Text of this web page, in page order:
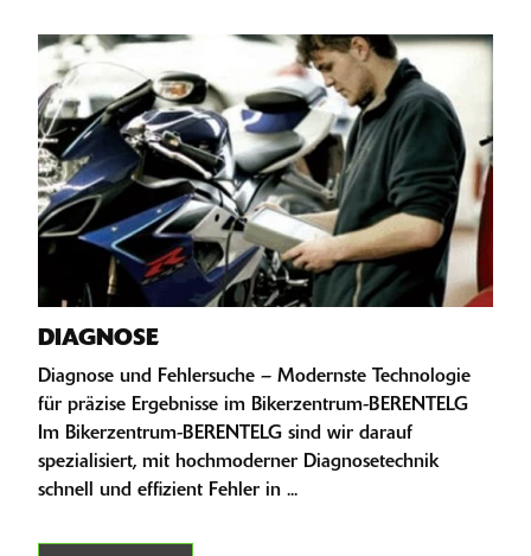
DIAGNOSE
Diagnose und Fehlersuche – Modernste Technologie
für präzise Ergebnisse im Bikerzentrum-BERENTELG
Im Bikerzentrum-BERENTELG sind wir darauf
spezialisiert, mit hochmoderner Diagnosetechnik
schnell und effizient Fehler in ...